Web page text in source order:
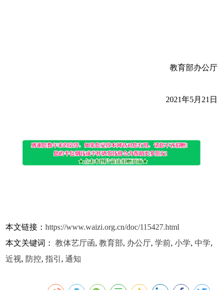
教育部办公厅
2021年5月21日
本文链接：https://www.waizi.org.cn/doc/115427.html
本文关键词：教体艺厅函,教育部, 办公厅,学前,小学, 中学,
近视, 防控,指引 ,通知